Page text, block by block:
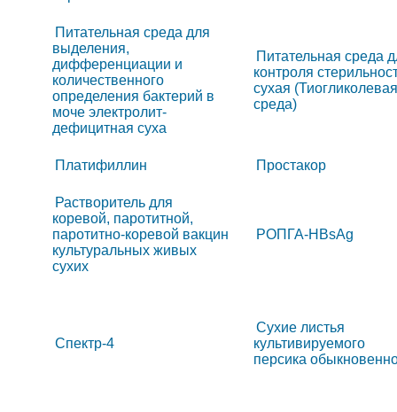
Питательная среда для
выделения,
дифференциации и
количественного
определения бактерий в
моче электролит-
дефицитная суха
Питательная среда
контроля
сухая (Тиогликолевая
среда)
Платифиллин Простакор
Растворитель для
коревой, паротитной,
паротитно-коревой вакцин
культуральных живых
сухих
РОПГА-HBsAg
Спектр-4
Сухие листья
культивируемого
персика